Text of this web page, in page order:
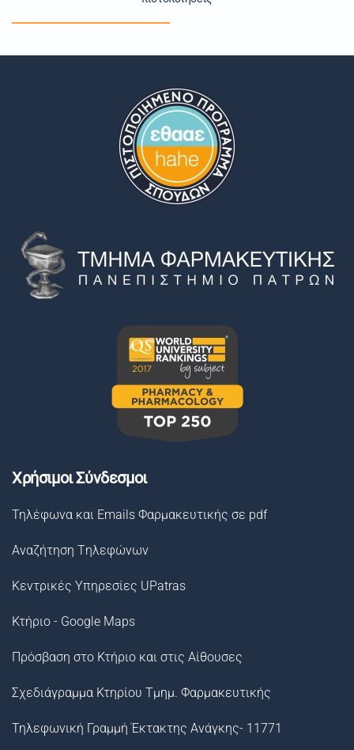
Χρήσιμοι Σύνδεσμοι
Τηλέφωνα και Emails Φαρμακευτικής σε pdf
Αναζήτηση Tηλεφώνων
Κεντρικές Υπηρεσίες UPatras
Κτήριο - Google Maps
Πρόσβαση στο Κτήριο και στις Αίθουσες
Σχεδιάγραμμα Κτηρίου Τμημ. Φαρμακευτικής
Τηλεφωνική Γραμμή Έκτακτης Ανάγκης- 11771